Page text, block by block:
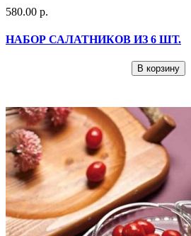
580.00 р.
НАБОР САЛАТНИКОВ ИЗ 6 ШТ.
В корзину